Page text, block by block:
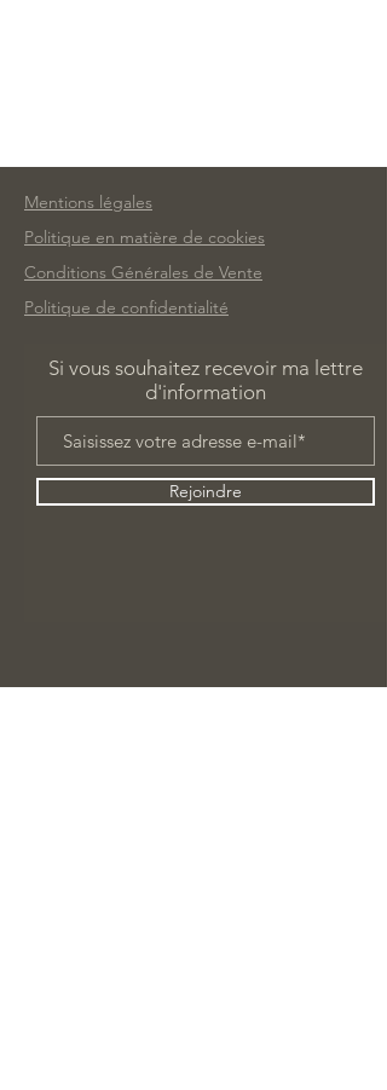
Mentions légales
Politique en matière de cookies
Conditions Générales de Vente
Politique de confidentialité
Si vous souhaitez recevoir ma lettre
d'information
Rejoindre